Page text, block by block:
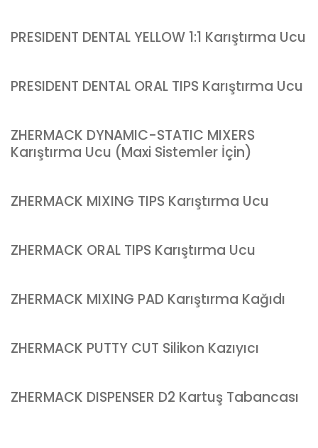
PRESIDENT DENTAL YELLOW 1:1 Karıştırma Ucu
PRESIDENT DENTAL ORAL TIPS Karıştırma Ucu
ZHERMACK DYNAMIC-STATIC MIXERS
Karıştırma Ucu (Maxi Sistemler İçin)
ZHERMACK MIXING TIPS Karıştırma Ucu
ZHERMACK ORAL TIPS Karıştırma Ucu
ZHERMACK MIXING PAD Karıştırma Kağıdı
ZHERMACK PUTTY CUT Silikon Kazıyıcı
ZHERMACK DISPENSER D2 Kartuş Tabancası